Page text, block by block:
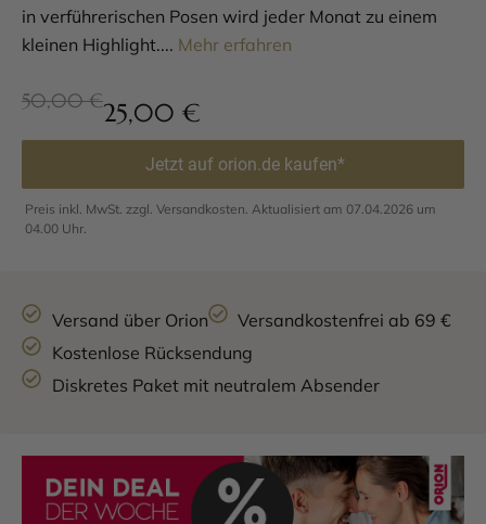
in verführerischen Posen wird jeder Monat zu einem
kleinen Highlight.... Mehr erfahren
50,00 €25,00 €
Jetzt auf orion.de kaufen*
Preis inkl. MwSt. zzgl. Versandkosten. Aktualisiert am 07.04.2026 um
04.00 Uhr.
Versand über Orion
Versandkostenfrei ab 69 €
Kostenlose Rücksendung
Diskretes Paket mit neutralem Absender